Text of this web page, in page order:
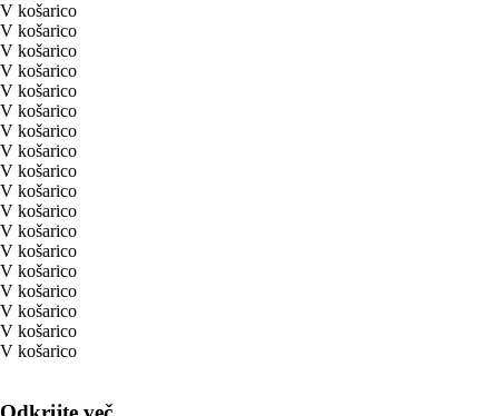
V košarico
V košarico
V košarico
V košarico
V košarico
V košarico
V košarico
V košarico
V košarico
V košarico
V košarico
V košarico
V košarico
V košarico
V košarico
V košarico
V košarico
V košarico